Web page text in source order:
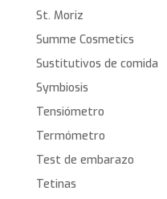
St. Moriz
Summe Cosmetics
Sustitutivos de comida
Symbiosis
Tensiómetro
Termómetro
Test de embarazo
Tetinas